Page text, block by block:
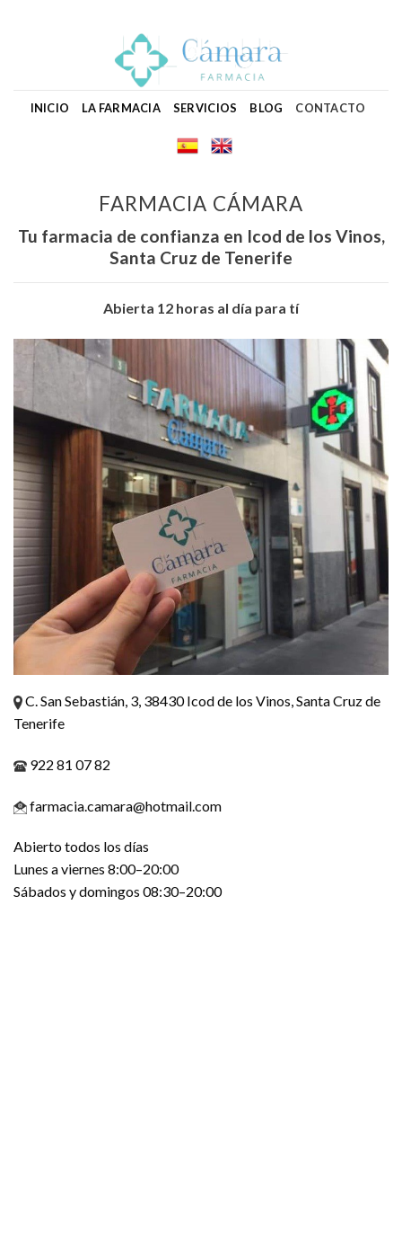
INICIO LA FARMACIA SERVICIOS BLOG CONTACTO
FARMACIA CÁMARA
Tu farmacia de confianza en Icod de los Vinos,
Santa Cruz de Tenerife
Abierta 12 horas al día para tí
C. San Sebastián, 3, 38430 Icod de los Vinos, Santa Cruz de
Tenerife
922 81 07 82
farmacia.camara@hotmail.com
Abierto todos los días
Lunes a viernes 8:00–20:00
Sábados y domingos 08:30–20:00